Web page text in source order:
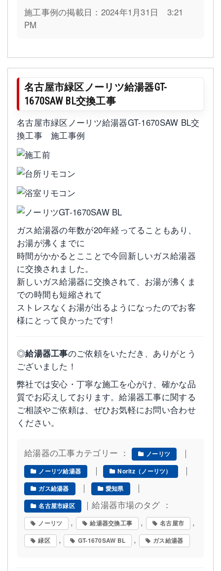
施工事例の掲載日：2024年1月31日 3:21
PM
名古屋市緑区ノーリツ給湯器GT-
1670SAW BL交換工事
名古屋市緑区ノーリツ給湯器GT-1670SAW BL交
換工事 施工事例
ガス給湯器の年数が20年経ってることもあり、
お湯が沸くまでに
時間がかかるとこことで今回新しいガス給湯器
に交換されました。
新しいガス給湯器に交換されて、お湯が沸くま
での時間も短縮されて
ストレスなくお湯が出るようになったのでお客
様にとって良かったです!
◎給湯器工事のご依頼をいただき、ありがとう
ございました！
弊社では安心・丁寧な施工を心がけ、確かな品
質でお応えしております。給湯器工事に関する
ご相談やご依頼は、ぜひお気軽にお問い合わせ
ください。
給湯器の工事カテゴリー ： ノーリツ ｜
ノーリツ給湯器 ｜ Noritz（ノーリツ） ｜
ガス給湯器 ｜ 愛知県 ｜
名古屋市緑区 ｜給湯器市場のタグ ：
ノーリツ , 給湯器交換工事 , 名古屋市 ,
緑区 , GT-1670SAW BL , ガス給湯器